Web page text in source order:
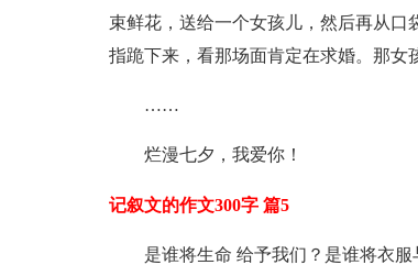
束鲜花，送给一个女孩儿，然后再从
指跪下来，看那场面肯定在求婚。那女
……
烂漫七夕，我爱你！
记叙文的作文300字 篇5
是谁将生命 给予我们？是谁将衣